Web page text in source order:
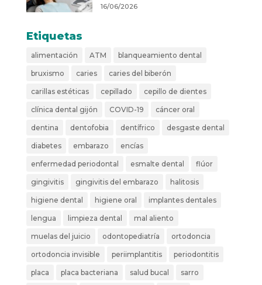
16/06/2026
Etiquetas
alimentación ATM blanqueamiento dental
bruxismo caries caries del biberón
carillas estéticas cepillado cepillo de dientes
clínica dental gijón COVID-19 cáncer oral
dentina dentofobia dentífrico desgaste dental
diabetes embarazo encías
enfermedad periodontal esmalte dental flúor
gingivitis gingivitis del embarazo halitosis
higiene dental higiene oral implantes dentales
lengua limpieza dental mal aliento
muelas del juicio odontopediatría ortodoncia
ortodoncia invisible periimplantitis periodontitis
placa placa bacteriana salud bucal sarro